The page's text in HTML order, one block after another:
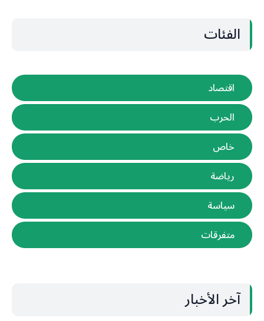
الفئات
اقتصاد
الحرب
خاص
رياضة
سياسة
متفرقات
آخر الأخبار